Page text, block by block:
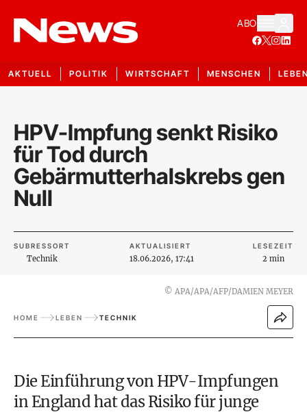
ABO
AKTUELL POLITIK WIRTSCHAFT MENSCHEN
HPV-Impfung senkt Risiko
für Tod durch
Gebärmutterhalskrebs gen
Null
SUBRESSORT
Technik
AKTUALISIERT
18.06.2026, 17:41
LESEZEIT
2 min
© APA/APA/AFP/DAMIEN MEYER
HOME LEBEN TECHNIK
Die Einführung von HPV-Impfungen
in England hat das Risiko für junge